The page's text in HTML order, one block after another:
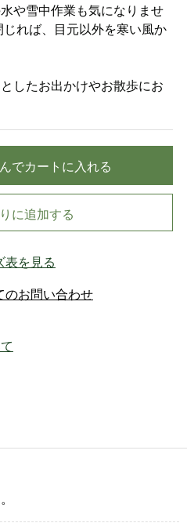
や雪中作業も気になりませ
れば、目元以外を寒い風か
したお出かけやお散歩にお
でカートに入れる
に追加する
表を見る
のお問い合わせ